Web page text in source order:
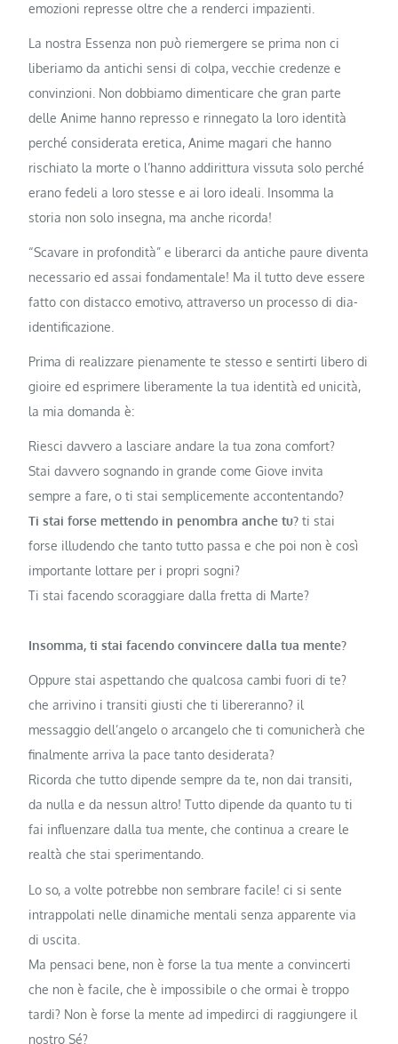
emozioni represse oltre che a renderci impazienti.
La nostra Essenza non può riemergere se prima non ci
liberiamo da antichi sensi di colpa, vecchie credenze e
convinzioni. Non dobbiamo dimenticare che gran parte
delle Anime hanno represso e rinnegato la loro identità
perché considerata eretica, Anime magari che hanno
rischiato la morte o l’hanno addirittura vissuta solo perché
erano fedeli a loro stesse e ai loro ideali. Insomma la
storia non solo insegna, ma anche ricorda!
“Scavare in profondità” e liberarci da antiche paure diventa
necessario ed assai fondamentale! Ma il tutto deve essere
fatto con distacco emotivo, attraverso un processo di dia-
identificazione.
Prima di realizzare pienamente te stesso e sentirti libero di
gioire ed esprimere liberamente la tua identità ed unicità,
la mia domanda è:
Riesci davvero a lasciare andare la tua zona comfort?
Stai davvero sognando in grande come Giove invita
sempre a fare, o ti stai semplicemente accontentando?
Ti stai forse mettendo in penombra anche tu?ti stai
forse illudendo che tanto tutto passa e che poi non è così
importante lottare per i propri sogni?
Ti stai facendo scoraggiare dalla fretta di Marte?
Insomma, ti stai facendo convincere dalla tua mente?
Oppure stai aspettando che qualcosa cambi fuori di te?
che arrivino i transiti giusti che ti libereranno? il
messaggio dell’angelo o arcangelo che ti comunicherà che
finalmente arriva la pace tanto desiderata?
Ricorda che tutto dipende sempre da te, non dai transiti,
da nulla e da nessun altro! Tutto dipende da quanto tu ti
fai influenzare dalla tua mente, che continua a creare le
realtà che stai sperimentando.
Lo so, a volte potrebbe non sembrare facile! ci si sente
intrappolati nelle dinamiche mentali senza apparente via
di uscita.
Ma pensaci bene, non è forse la tua mente a convincerti
che non è facile, che è impossibile o che ormai è troppo
tardi? Non è forse la mente ad impedirci di raggiungere il
nostro Sé?